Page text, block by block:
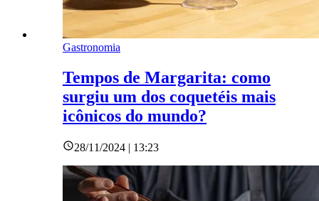
Gastronomia
Tempos de Margarita: como
surgiu um dos coquetéis mais
icônicos do mundo?
28/11/2024 | 13:23